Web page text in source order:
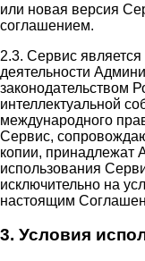
или новая версия
соглашением.
2.3. Сервис является
деятельности
законодательством
интеллектуальной
международного
Сервис,
копии, принадлежат
использования
исключительно на
настоящим
3. Условия